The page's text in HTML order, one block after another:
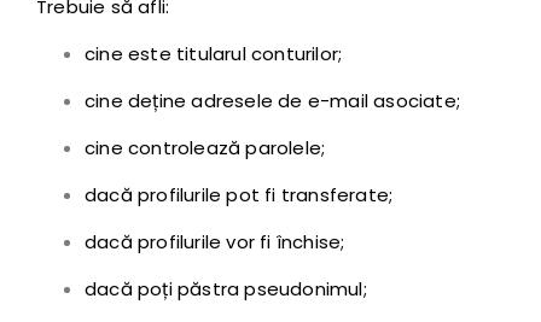
Trebuie să afli:
cine este titularul conturilor;
cine deține adresele de e-mail asociate;
cine controlează parolele;
dacă profilurile pot fi transferate;
dacă profilurile vor fi închise;
dacă poți păstra pseudonimul;